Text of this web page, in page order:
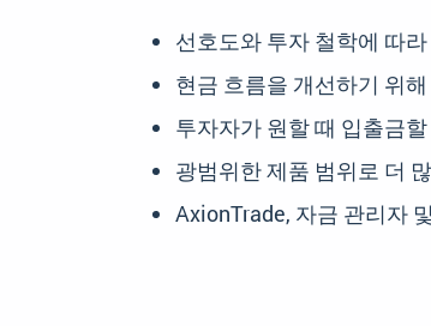
선호도와 투자 철학에 따
현금 흐름을 개선하기 위
투자자가 원할 때 입출금
광범위한 제품 범위로 더
AxionTrade, 자금 관리자